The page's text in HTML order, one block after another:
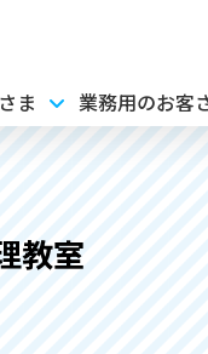
ま 業務用のお客
教室